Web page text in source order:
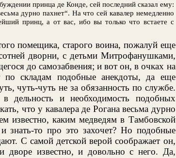
принца де Конде, сей последний сказал ему:
дурно пахнет“. На что сей кавалер немедленно
принц, а от вас, ибо вы только что встаете с
помещика, старого воина, пожалуй еще
дворни, с детьми Митрофанушками,
до самозабвения; и вот он, в очках на
по складам подобные анекдоты, да еще
чуть-чуть не за обязанность по службе.
дельность и необходимость подобных
что у кавалера де Рогана весьма дурно
известно, каким медведям в Тамбовской
знать-то про это захочет? Но подобные
С самой детской верой соображает он,
дворе известно, и довольно с него. Да,